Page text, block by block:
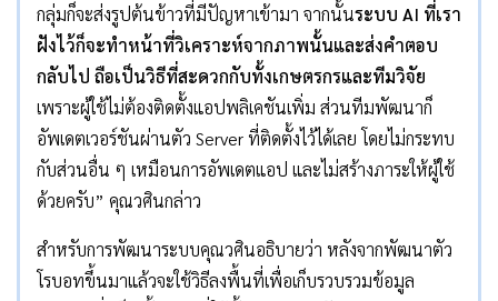
กลุ่มก็จะส่งรูปต้นข้าวที่มีปัญหาเข้ามา จากนั้นระบบ AI ที่เรา
ฝังไว้ก็จะทำหน้าที่วิเคราะห์จากภาพนั้นและส่งคำตอบ
กลับไป ถือเป็นวิธีที่สะดวกกับทั้งเกษตรกรและทีมวิจัย
เพราะผู้ใช้ไม่ต้องติดตั้งแอปพลิเคชันเพิ่ม ส่วนทีมพัฒนาก็
อัพเดตเวอร์ชันผ่านตัว Server ที่ติดตั้งไว้ได้เลย โดยไม่กระทบ
กับส่วนอื่น ๆ เหมือนการอัพเดตแอป และไม่สร้างภาระให้ผู้ใช้
ด้วยครับ” คุณวศินกล่าว
สำหรับการพัฒนาระบบคุณวศินอธิบายว่า หลังจากพัฒนาตัว
โรบอทขึ้นมาแล้วจะใช้วิธีลงพื้นที่เพื่อเก็บรวบรวมข้อมูล